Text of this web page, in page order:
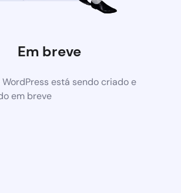
Em breve
está sendo criado e
em breve